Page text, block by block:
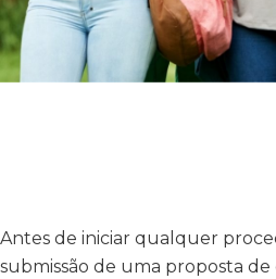
Antes de iniciar qualquer
submissão de uma proposta de